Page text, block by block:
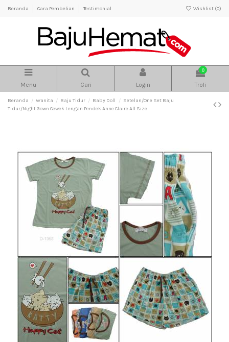
Beranda Cara Pembelian Testimonial Wishlist (0)
Menu Cari Login
0
Troli
Beranda Wanita Baju Tidur Baby Doll
Setelan/One Set Baju
Tidur/Night Gown Cewek Lengan Pendek Anne Claire All Size